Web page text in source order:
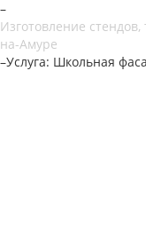
–
Изготовление
на-Амуре
–Услуга: Школьная